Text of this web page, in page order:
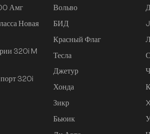
Амг
Новая
320i M
320i
Вольво
БИД
Красный Флаг
Тесла
Джетур
Хонда
Зикр
Бьюик